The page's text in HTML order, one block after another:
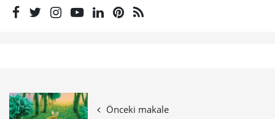
Önceki makale